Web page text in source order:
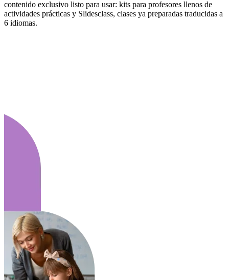
contenido exclusivo listo para usar: kits para profesores llenos de
actividades prácticas y Slidesclass, clases ya preparadas traducidas a
6 idiomas.